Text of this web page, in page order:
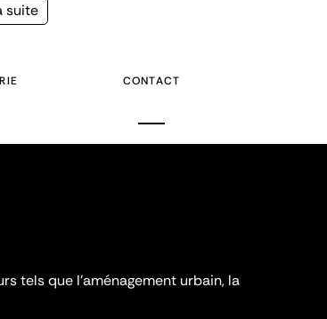
suite
CONTACT
tels que l'aménagement urbain, la